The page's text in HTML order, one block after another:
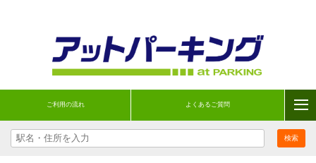
ご利用の流れ よくあるご質問